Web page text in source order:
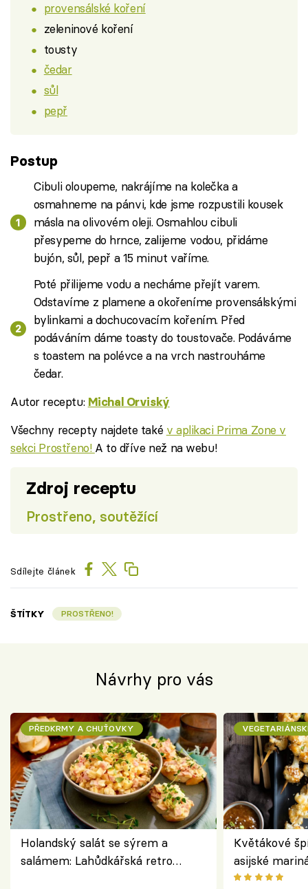
provensálské koření
zeleninové koření
tousty
čedar
sůl
pepř
Postup
Cibuli oloupeme, nakrájíme na kolečka a
osmahneme na pánvi, kde jsme rozpustili kousek
másla na olivovém oleji. Osmahlou cibuli
přesypeme do hrnce, zalijeme vodou, přidáme
bujón, sůl, pepř a 15 minut vaříme.
Poté přilijeme vodu a necháme přejít varem.
Odstavíme z plamene a okořeníme provensálskými
bylinkami a dochucovacím kořením. Před
podáváním dáme toasty do toustovače. Podáváme
s toastem na polévce a na vrch nastrouháme
čedar.
Autor receptu: Michal Orviský
Všechny recepty najdete také v aplikaci Prima Zone v
sekci Prostřeno! A to dříve než na webu!
Zdroj receptu
Prostřeno, soutěžící
Sdílejte článek
ŠTÍTKY PROSTŘENO!
Návrhy pro vás
PŘEDKRMY A CHUŤOVKY
Holandský salát se sýrem a
salámem: Lahůdkářská retro
Květákové
asijské
chuťovka z